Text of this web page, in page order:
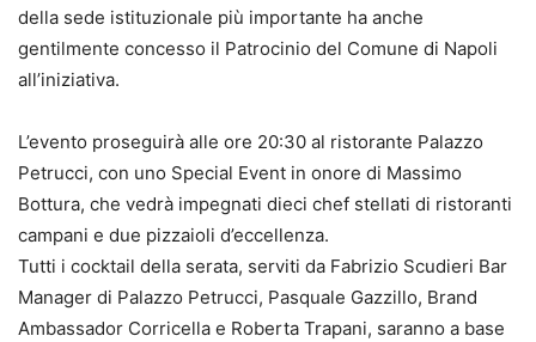
della sede istituzionale più importante ha anche
gentilmente concesso il Patrocinio del Comune di Napoli
all’iniziativa.
L’evento proseguirà alle ore 20:30 al ristorante Palazzo
Petrucci, con uno Special Event in onore di Massimo
Bottura, che vedrà impegnati dieci chef stellati di ristoranti
campani e due pizzaioli d’eccellenza.
Tutti i cocktail della serata, serviti da Fabrizio Scudieri Bar
Manager di Palazzo Petrucci, Pasquale Gazzillo, Brand
Ambassador Corricella e Roberta Trapani, saranno a base